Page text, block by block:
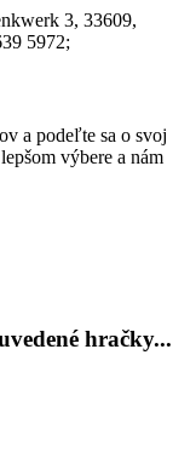
3, 33609,
5972;
a podeľte sa o svoj
výbere a nám
hračky...